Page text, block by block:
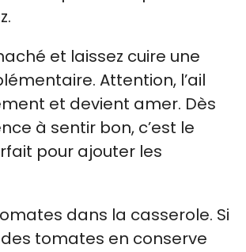
et laissez cuire une
Attention, l’ail
et devient amer. Dès
à sentir bon, c’est le
pour ajouter les
dans la casserole. Si
tomates en conserve